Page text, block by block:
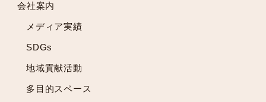
2021年12月
2021年11月
2021年10月
2021年8月
会社案内
メディア実績
SDGs
地域貢献活動
多目的スペース